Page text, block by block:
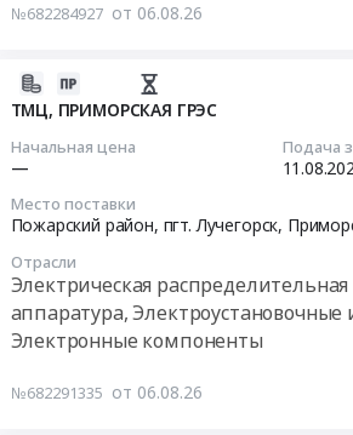
№682284927 от 06.08.26
ТМЦ, ПРИМОРСКАЯ ГРЭС
Начальная цена
—
Подача
Место поставки
Пожарский район, пгт. Лучегорск,
Отрасли
Электрическая
аппаратура, Электроустановочные
Электронные компоненты
№682291335 от 06.08.26